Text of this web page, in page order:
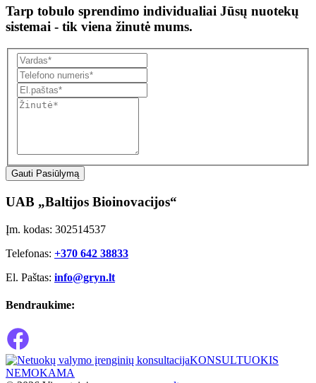
Tarp tobulo sprendimo individualiai Jūsų nuotekų
sistemai - tik viena žinutė mums.
Gauti Pasiūlymą
UAB „Baltijos Bioinovacijos“
Įm. kodas: 302514537
Telefonas: +370 642 38833
El. Paštas: info@gryn.lt
Bendraukime:
KONSULTUOKIS
NEMOKAMA